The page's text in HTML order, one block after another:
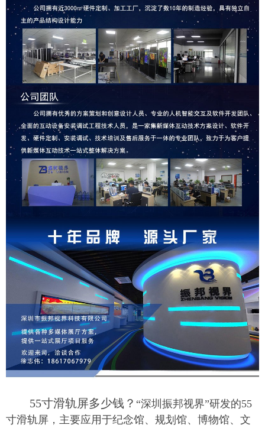
55寸滑轨屏多少钱？ “深圳振邦视界”研发的55
寸滑轨屏，主要应用于纪念馆、规划馆、博物馆、文